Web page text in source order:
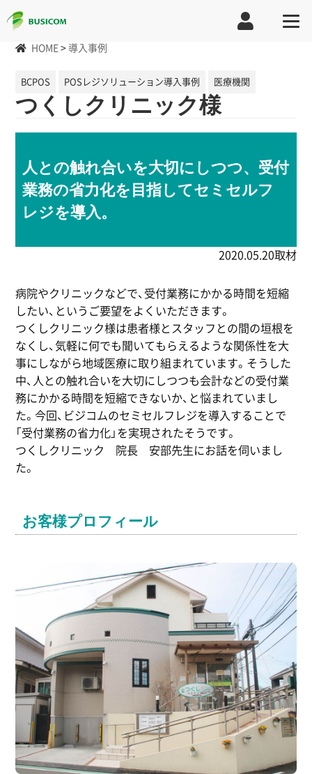
HOME >導入事例
BCPOS POSレジソリューション導入事例 医療機関
つくしクリニック様
人との触れ合いを大切にしつつ、受付
業務の省力化を目指してセミセルフ
レジを導入。
2020.05.20取材
病院やクリニックなどで、受付業務にかかる時間を短縮
したい、というご要望をよくいただきます。
つくしクリニック様は患者様とスタッフとの間の垣根を
なくし、気軽に何でも聞いてもらえるような関係性を大
事にしながら地域医療に取り組まれています。そうした
中、人との触れ合いを大切にしつつも会計などの受付業
務にかかる時間を短縮できないか、と悩まれていまし
た。今回、ビジコムのセミセルフレジを導入することで
「受付業務の省力化」を実現されたそうです。
つくしクリニック 院長 安部先生にお話を伺いまし
た。
お客様プロフィール